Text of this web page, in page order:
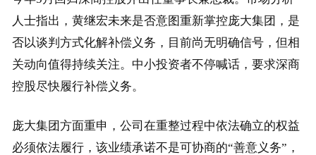
人士指出，黄继宏未来是否意图重新掌控庞大集团，是
否以谈判方式化解补偿义务，目前尚无明确信号，但相
关动向值得持续关注。中小投资者不停喊话，要求深商
控股尽快履行补偿义务。
庞大集团方面重申，公司在重整过程中依法确立的权益
必须依法履行，该业绩承诺不是可协商的“善意义务”，